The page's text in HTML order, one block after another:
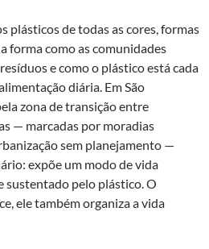
plásticos de todas as cores, formas
forma como as comunidades
e como o plástico está cada
diária. Em São
zona de transição entre
— marcadas por moradias
sem planejamento —
expõe um modo de vida
sustentado pelo plástico. O
ele também organiza a vida